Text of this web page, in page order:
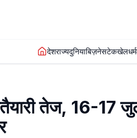
देशराज्यदुनियाबिज़नेसटेकखेलधर्म
तेज, 16-17